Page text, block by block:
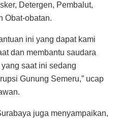
Detergen, Pembalut,
Obat-obatan.
ini yang dapat kami
dan membantu saudara
saat ini sedang
Gunung Semeru,” ucap
juga menyampaikan,